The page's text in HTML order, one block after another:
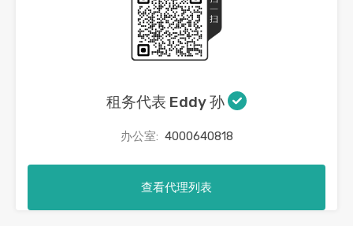
租务代表 Eddy 孙
办公室: 4000640818
查看代理列表